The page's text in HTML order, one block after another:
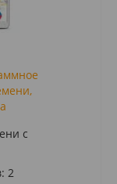
с
2